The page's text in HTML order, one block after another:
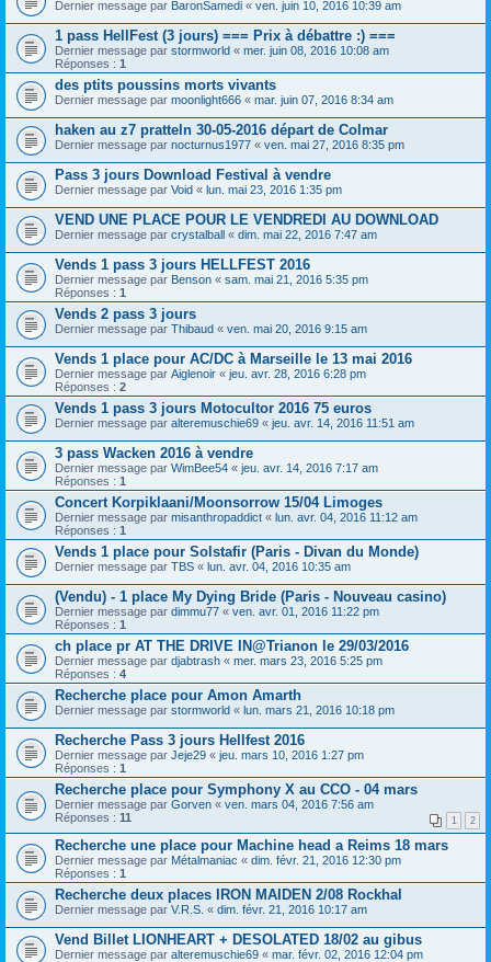
Dernier message par BaronSamedi « ven. juin 10, 2016 10:39 am
1 pass HellFest (3 jours) === Prix à débattre :) ===
Dernier message par stormworld « mer. juin 08, 2016 10:08 am
Réponses : 1
des ptits poussins morts vivants
Dernier message par moonlight666 « mar. juin 07, 2016 8:34 am
haken au z7 pratteln 30-05-2016 départ de Colmar
Dernier message par nocturnus1977 « ven. mai 27, 2016 8:35 pm
Pass 3 jours Download Festival à vendre
Dernier message par Void « lun. mai 23, 2016 1:35 pm
VEND UNE PLACE POUR LE VENDREDI AU DOWNLOAD
Dernier message par crystalball « dim. mai 22, 2016 7:47 am
Vends 1 pass 3 jours HELLFEST 2016
Dernier message par Benson « sam. mai 21, 2016 5:35 pm
Réponses : 1
Vends 2 pass 3 jours
Dernier message par Thibaud « ven. mai 20, 2016 9:15 am
Vends 1 place pour AC/DC à Marseille le 13 mai 2016
Dernier message par Aiglenoir « jeu. avr. 28, 2016 6:28 pm
Réponses : 2
Vends 1 pass 3 jours Motocultor 2016 75 euros
Dernier message par alteremuschie69 « jeu. avr. 14, 2016 11:51 am
3 pass Wacken 2016 à vendre
Dernier message par WimBee54 « jeu. avr. 14, 2016 7:17 am
Réponses : 1
Concert Korpiklaani/Moonsorrow 15/04 Limoges
Dernier message par misanthropaddict « lun. avr. 04, 2016 11:12 am
Réponses : 1
Vends 1 place pour Solstafir (Paris - Divan du Monde)
Dernier message par TBS « lun. avr. 04, 2016 10:35 am
(Vendu) - 1 place My Dying Bride (Paris - Nouveau casino)
Dernier message par dimmu77 « ven. avr. 01, 2016 11:22 pm
Réponses : 1
ch place pr AT THE DRIVE IN@Trianon le 29/03/2016
Dernier message par djabtrash « mer. mars 23, 2016 5:25 pm
Réponses : 4
Recherche place pour Amon Amarth
Dernier message par stormworld « lun. mars 21, 2016 10:18 pm
Recherche Pass 3 jours Hellfest 2016
Dernier message par Jeje29 « jeu. mars 10, 2016 1:27 pm
Réponses : 1
Recherche place pour Symphony X au CCO - 04 mars
Dernier message par Gorven « ven. mars 04, 2016 7:56 am
Réponses : 11 1 2
Recherche une place pour Machine head a Reims 18 mars
Dernier message par Métalmaniac « dim. févr. 21, 2016 12:30 pm
Réponses : 1
Recherche deux places IRON MAIDEN 2/08 Rockhal
Dernier message par V.R.S. « dim. févr. 21, 2016 10:17 am
Vend Billet LIONHEART + DESOLATED 18/02 au gibus
Dernier message par alteremuschie69 « mar. févr. 02, 2016 12:04 pm